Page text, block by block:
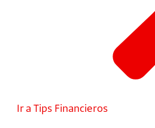
Ir a Tips Financieros